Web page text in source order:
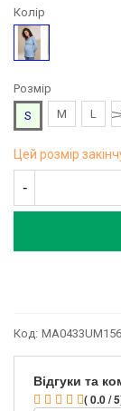
Колір
Блакитний
Розмір
S
M L
Цей розмір
-
Код:
Відгуки та
( 0.0 /